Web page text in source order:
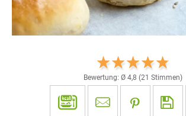
Bewertung: Ø 4,8 (21 Stimmen)